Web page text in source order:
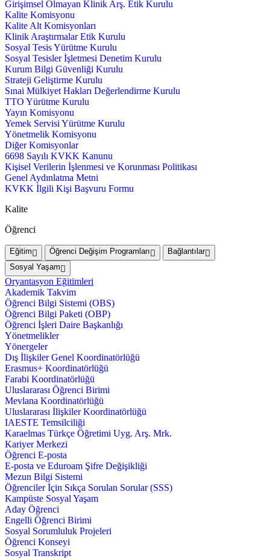
Girişimsel Olmayan Klinik Arş. Etik Kurulu
Kalite Komisyonu
Kalite Alt Komisyonları
Klinik Araştırmalar Etik Kurulu
Sosyal Tesis Yürütme Kurulu
Sosyal Tesisler İşletmesi Denetim Kurulu
Kurum Bilgi Güvenliği Kurulu
Strateji Geliştirme Kurulu
Sınai Mülkiyet Hakları Değerlendirme Kurulu
TTO Yürütme Kurulu
Yayın Komisyonu
Yemek Servisi Yürütme Kurulu
Yönetmelik Komisyonu
Diğer Komisyonlar
6698 Sayılı KVKK Kanunu
Kişisel Verilerin İşlenmesi ve Korunması Politikası
Genel Aydınlatma Metni
KVKK İlgili Kişi Başvuru Formu
Kalite
Öğrenci
Eğitim Öğrenci Değişim Programları
Bağlantılar
Sosyal Yaşam
Oryantasyon Eğitimleri
Akademik Takvim
Öğrenci Bilgi Sistemi (OBS)
Öğrenci Bilgi Paketi (OBP)
Öğrenci İşleri Daire Başkanlığı
Yönetmelikler
Yönergeler
Dış İlişkiler Genel Koordinatörlüğü
Erasmus+ Koordinatörlüğü
Farabi Koordinatörlüğü
Uluslararası Öğrenci Birimi
Mevlana Koordinatörlüğü
Uluslararası İlişkiler Koordinatörlüğü
IAESTE Temsilciliği
Karaelmas Türkçe Öğretimi Uyg. Arş. Mrk.
Kariyer Merkezi
Öğrenci E-posta
E-posta ve Eduroam Şifre Değişikliği
Mezun Bilgi Sistemi
Öğrenciler İçin Sıkça Sorulan Sorular (SSS)
Kampüste Sosyal Yaşam
Aday Öğrenci
Engelli Öğrenci Birimi
Sosyal Sorumluluk Projeleri
Öğrenci Konseyi
Sosyal Transkript